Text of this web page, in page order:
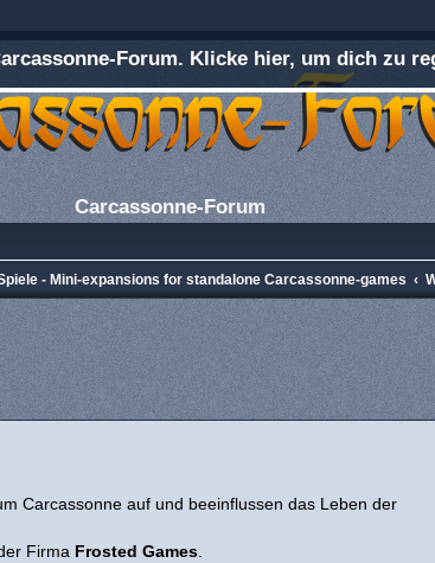
Forum. Klicke hier, um dich zu
Carcassonne-Forum
- Mini-expansions for standalone Carcassonne-games
Suche
Carcassonne auf und beeinflussen das Leben der
Firma Frosted Games.